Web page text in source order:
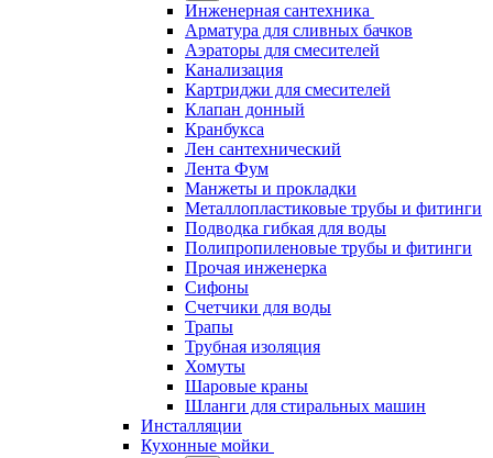
Инженерная сантехника
Арматура для сливных бачков
Аэраторы для смесителей
Канализация
Картриджи для смесителей
Клапан донный
Кранбукса
Лен сантехнический
Лента Фум
Манжеты и прокладки
Металлопластиковые трубы и фитинги
Подводка гибкая для воды
Полипропиленовые трубы и фитинги
Прочая инженерка
Сифоны
Счетчики для воды
Трапы
Трубная изоляция
Хомуты
Шаровые краны
Шланги для стиральных машин
Инсталляции
Кухонные мойки